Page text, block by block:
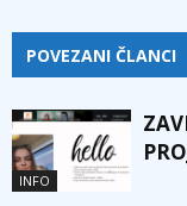
POVEZANI ČLANCI
INFO